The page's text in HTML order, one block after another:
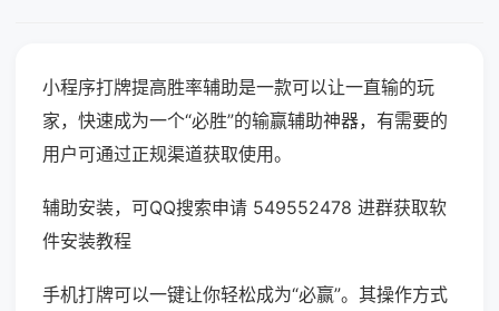
小程序打牌提高胜率辅助是一款可以让一直输的玩
家，快速成为一个“必胜”的输赢辅助神器，有需要的
用户可通过正规渠道获取使用。
辅助安装，可QQ搜索申请 549552478 进群获取软
件安装教程
手机打牌可以一键让你轻松成为“必赢”。其操作方式